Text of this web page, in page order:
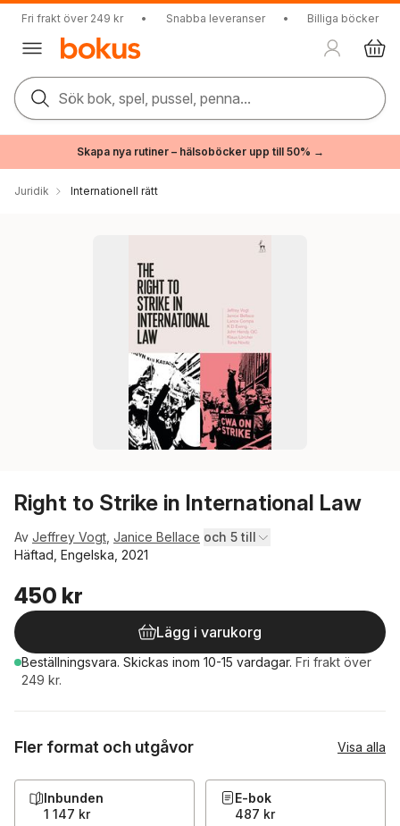
Fri frakt över 249 kr • Snabba leveranser • Billiga böcker
Sök bok, spel, pussel, penna...
Skapa nya rutiner – hälsoböcker upp till 50% →
Juridik Internationell rätt
Right to Strike in International Law
Av Jeffrey Vogt Janice Bellace och 5 till
Häftad, Engelska, 2021
450 kr
Lägg i varukorg
Beställningsvara. Skickas inom 10-15 vardagar. Fri frakt över
249 kr.
Fler format och utgåvor Visa alla
Inbunden
1 147 kr
E-bok
487 kr